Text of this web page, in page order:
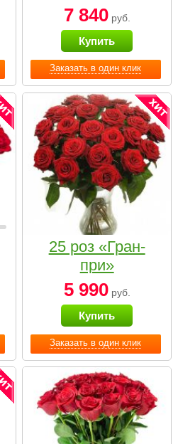
Заказать в один клик
7 840руб.
Купить
Заказать в один клик
25 роз «Гран-
при»
5 990руб.
Купить